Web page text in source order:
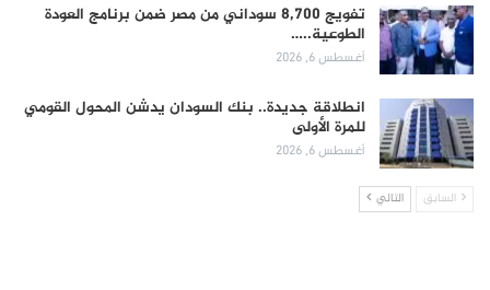
تفويج 8,700 سوداني من مصر ضمن برنامج العودة
الطوعية..…
أغسطس 6, 2026
انطلاقة جديدة.. بنك السودان يدشن المحول القومي
للمرة الأولى
أغسطس 6, 2026
السابق التالي